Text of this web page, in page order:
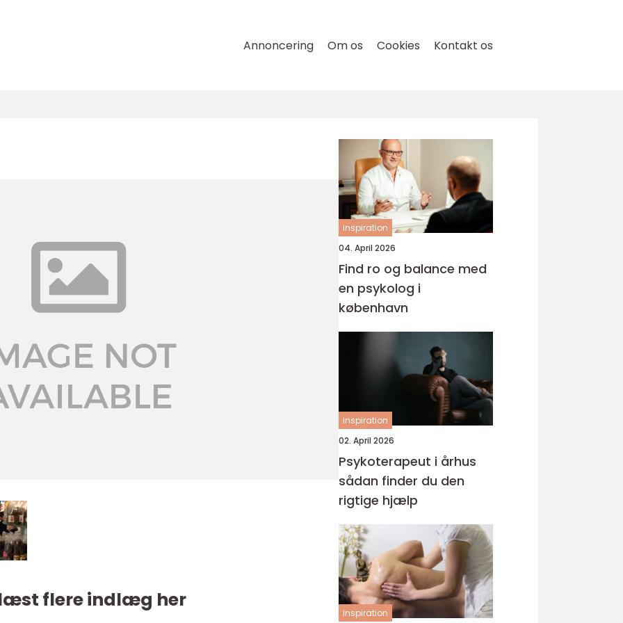
Annoncering Om os Cookies Kontakt os
flere indlæg her
inspiration
04. April 2026
Find ro og balance med
en psykolog i
københavn
inspiration
02. April 2026
Psykoterapeut i århus
sådan finder du den
rigtige hjælp
inspiration